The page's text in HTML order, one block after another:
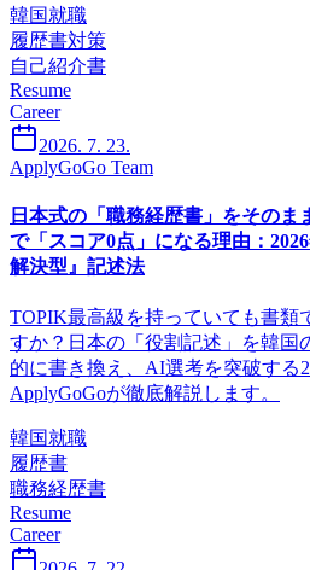
韓国就職
履歴書対策
自己紹介書
Resume
Career
2026. 7. 23.
ApplyGoGo Team
日本式の「職務経歴書」をその
で「スコア0点」になる理由：
解決型』記述法
TOPIK最高級を持っていても書類
すか？日本の「役割記述」を韓国
的に書き換え、AI選考を突破する
ApplyGoGoが徹底解説します。
韓国就職
履歴書
職務経歴書
Resume
Career